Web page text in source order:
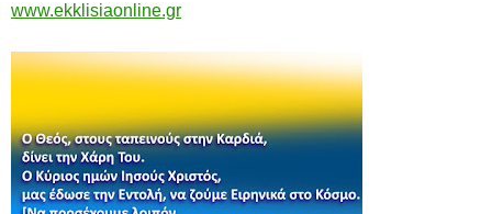
www.ekklisiaonline.gr